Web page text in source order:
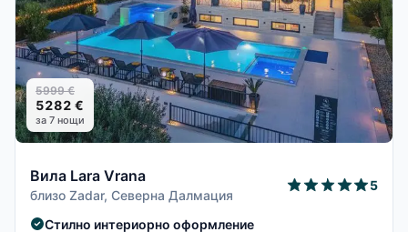
5999 €
5282 €
за 7 нощи
Вила Lara Vrana
близо Zadar, Северна Далмация
5
Стилно интериорно оформление